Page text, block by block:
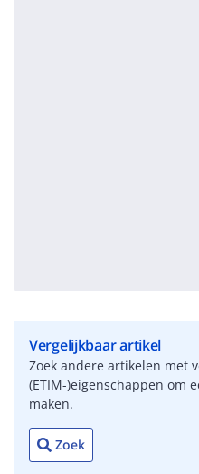
Vergelijkbaar artikel
Zoek andere artikelen met
(ETIM-)eigenschappen om
maken.
Zoek